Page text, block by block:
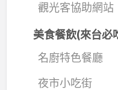
觀光客協助網站
美食餐飲(來台必
名廚特色餐廳
夜市小吃街